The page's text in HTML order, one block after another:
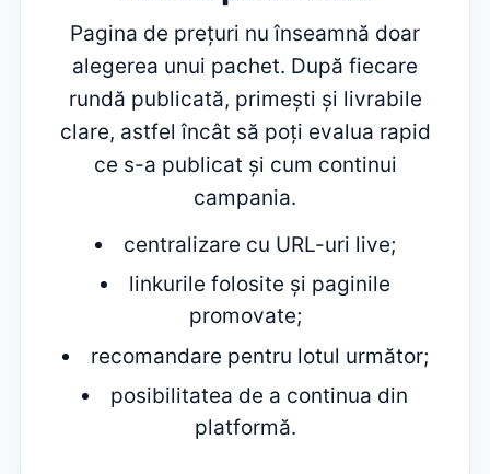
Pagina de prețuri nu înseamnă doar
alegerea unui pachet. După fiecare
rundă publicată, primești și livrabile
clare, astfel încât să poți evalua rapid
ce s-a publicat și cum continui
campania.
centralizare cu URL-uri live;
linkurile folosite și paginile
promovate;
recomandare pentru lotul următor;
posibilitatea de a continua din
platformă.